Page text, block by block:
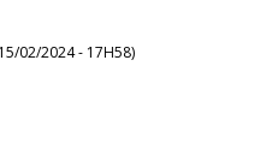
15/02/2024 - 17H58)